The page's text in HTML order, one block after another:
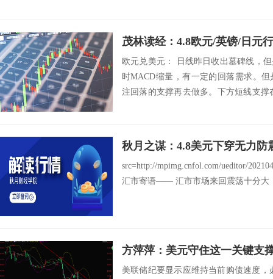
茂林读经：4.8欧元/英镑/日元
欧元兑美元： 日线昨日收出墓碑线，
时MACD缩量，有一定的回落需求。
注回落的支撑再去做多。下方短线支撑
秋月之谋：4.8美元下穿无力防
src=http://mpimg.cnfol.com/ueditor/
汇市寄语—— 汇市市场来回震荡十分大
方萍萍：美元守住这一关键支
美联储纪要显示应维持当前购债速度